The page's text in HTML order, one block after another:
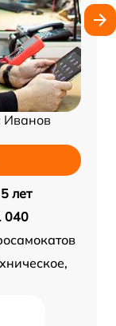
Иванов
5 лет
040